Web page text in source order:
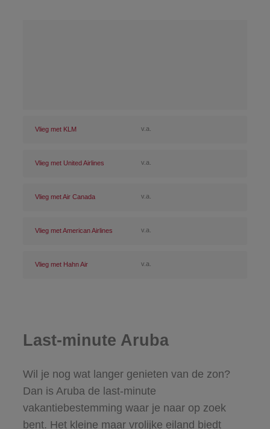
Vlieg met KLM v.a.
Vlieg met United Airlines v.a.
Vlieg met Air Canada v.a.
Vlieg met American Airlines v.a.
Vlieg met Hahn Air v.a.
Last-minute Aruba
Wil je nog wat langer genieten van de zon?
Dan is Aruba de last-minute
vakantiebestemming waar je naar op zoek
bent. Het kleine maar vrolijke eiland biedt